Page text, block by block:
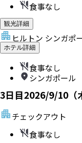
食事なし
観光詳細
ヒルトン シンガポ
ホテル詳細
食事なし
シンガポール
3日目2026/9/10（
チェックアウト
食事なし